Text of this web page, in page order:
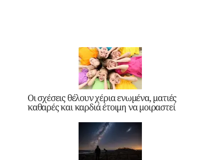
Οι σχέσεις θέλουν χέρια ενωμένα, ματιές
καθαρές και καρδιά έτοιμη να μοιραστεί